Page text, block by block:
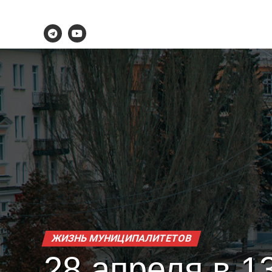
ЖИЗНЬ МУНИЦИПАЛИТЕТОВ